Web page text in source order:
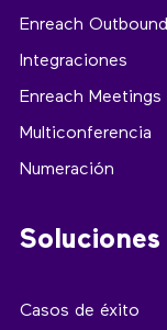
Enreach Outbound
Integraciones
Enreach Meetings
Multiconferencia
Numeración
Soluciones
Casos de éxito